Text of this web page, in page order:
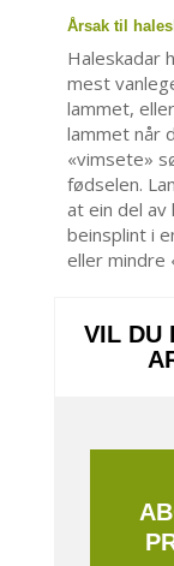
Årsak til
Haleskadar
mest
lammet,
lammet når
«vimsete»
fødselen.
at ein del
beinsplint i
eller mindre
VIL DU